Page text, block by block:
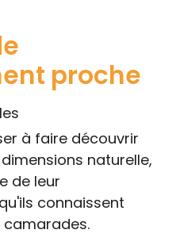
proche
à faire découvrir
naturelle,
de leur
connaissent